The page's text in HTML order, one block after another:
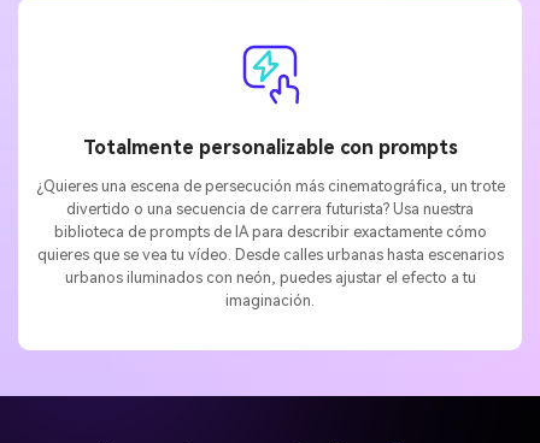
Totalmente personalizable con prompts
¿Quieres una escena de persecución más cinematográfica, un trote
divertido o una secuencia de carrera futurista? Usa nuestra
biblioteca de prompts de IA para describir exactamente cómo
quieres que se vea tu vídeo. Desde calles urbanas hasta escenarios
urbanos iluminados con neón, puedes ajustar el efecto a tu
imaginación.